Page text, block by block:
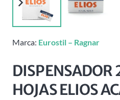
Marca: Eurostil – Ragnar
DISPENSADOR
HOJAS ELIOS